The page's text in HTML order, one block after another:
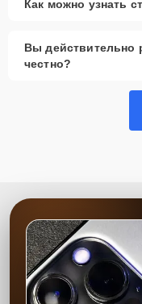
Как можно узнать
Вы действительно
честно?